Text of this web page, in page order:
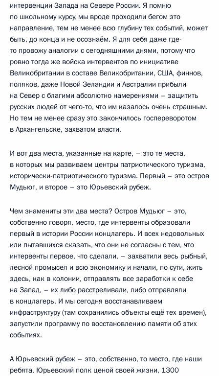
интервенции Запада на Севере России. Я помню
по школьному курсу, мы вроде проходили бегом это
направление, тем не менее всю глубину тех событий, может
быть, до конца и не осознаём. Я для себя даже где-
то провожу аналогии с сегодняшними днями, потому что
ровно тогда же войска интервентов по инициативе
Великобритании в составе Великобритании, США, финнов,
поляков, даже Новой Зеландии и Австралии прибыли
на Север с благими абсолютно намерениями – защитить
русских людей от чего-то, что им казалось очень страшным.
Но тем не менее сразу это закончилось госпереворотом
в Архангельске, захватом власти.
И вот два места, указанные на карте, – это те места,
в которых мы развиваем центры патриотического туризма,
исторически-патриотического туризма. Первый – это остров
Мудьюг, и второе – это Юрьевский рубеж.
Чем знамениты эти два места? Остров Мудьюг – это,
собственно говоря, место, где интервенты образовали
первый в истории России концлагерь. И всех недовольных
или пытавшихся сказать, что они не согласны с тем, что
интервенты первое, что сделали, – захватили весь рыбный,
лесной промысел и всю экономику и начали, по сути, жить
здесь, как в колонии, отправлять все заработки к себе
на Запад, – их либо расстреливали, либо отправляли
в концлагерь. И мы сегодня восстанавливаем
инфраструктуру (там сохранились объекты ещё тех времен),
запустили программу по восстановлению памяти об этих
событиях.
А Юрьевский рубеж – это, собственно, то место, где наши
ребята, Юрьевский полк ценой своей жизни, 1300